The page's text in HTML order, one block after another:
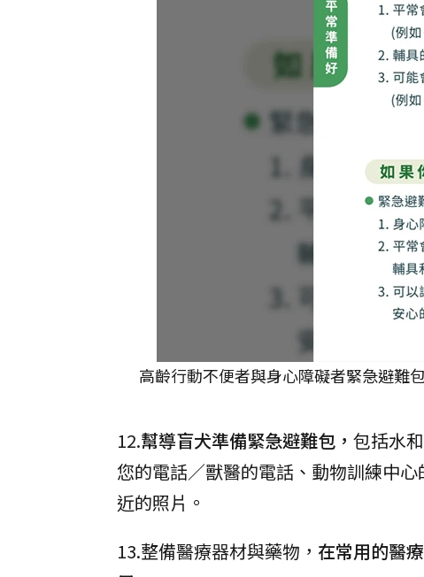
高齡行動不便者與身心障礙者緊急避難
12.幫導盲犬準備緊急避難包， 包括水
您的電話／獸醫的電話、動物訓練中
近的照片。
13.整備醫療器材與藥物， 在常用的醫